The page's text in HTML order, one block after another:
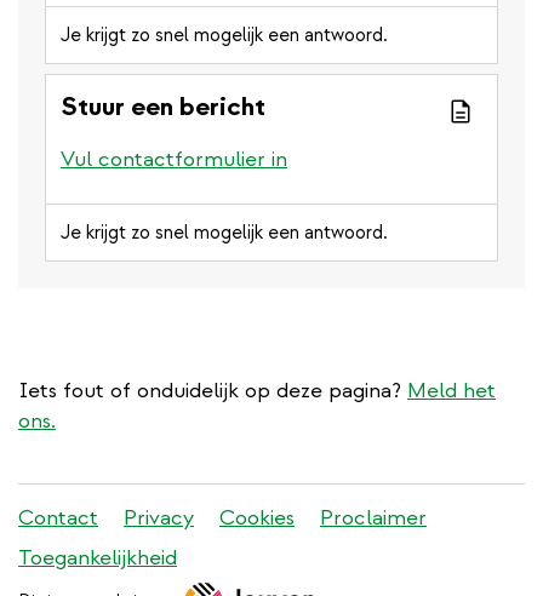
Je krijgt zo snel mogelijk een antwoord.
Stuur een bericht
Vul contactformulier in
Je krijgt zo snel mogelijk een antwoord.
Iets fout of onduidelijk op deze pagina? Meld het
ons.
Stadleuven
footer
menu
Contact Privacy Cookies
Proclaimer
Toegankelijkheid